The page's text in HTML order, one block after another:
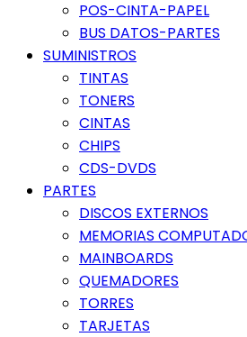
POS-CINTA-PAPEL
BUS DATOS-PARTES
SUMINISTROS
TINTAS
TONERS
CINTAS
CHIPS
CDS-DVDS
PARTES
DISCOS EXTERNOS
MEMORIAS
MAINBOARDS
QUEMADORES
TORRES
TARJETAS